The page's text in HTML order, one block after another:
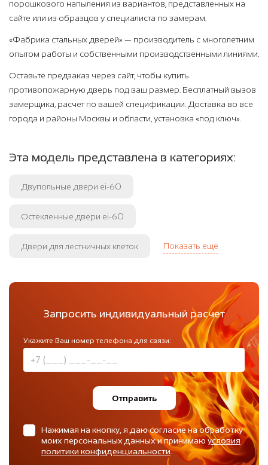
порошкового напыления из вариантов, представленных на
сайте или из образцов у специалиста по замерам.
«Фабрика стальных дверей» — производитель с многолетним
опытом работы и собственными производственными линиями.
Оставьте предзаказ через сайт, чтобы купить
противопожарную дверь под ваш размер. Бесплатный вызов
замерщика, расчет по вашей спецификации. Доставка во все
города и районы Москвы и области, установка «под ключ».
Эта модель представлена в категориях:
Двупольные двери ei-60
Остекленные двери ei-60
Двери для лестничных клеток Показать еще
Запросить индивидуальный расчет
Укажите Ваш номер телефона для связи:
Отправить
Нажимая на кнопку, я даю согласие на обработку
моих персональных данных и принимаюусловия
политики конфиденциальности.